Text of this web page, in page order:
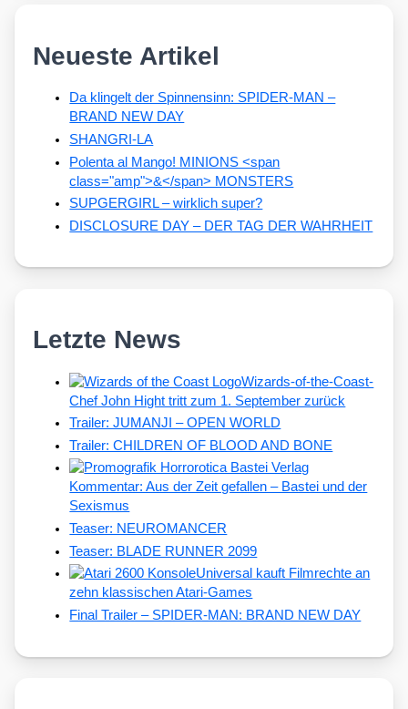
Neueste Artikel
Da klingelt der Spinnensinn: SPIDER-MAN –
BRAND NEW DAY
SHANGRI-LA
Polenta al Mango! MINIONS <span
class="amp">&</span> MONSTERS
SUPGERGIRL – wirklich super?
DISCLOSURE DAY – DER TAG DER WAHRHEIT
Letzte News
Wizards-of-the-Coast-
Chef John Hight tritt zum 1. September zurück
Trailer: JUMANJI – OPEN WORLD
Trailer: CHILDREN OF BLOOD AND BONE
Kommentar: Aus der Zeit gefallen – Bastei und der
Sexismus
Teaser: NEUROMANCER
Teaser: BLADE RUNNER 2099
Universal kauft Filmrechte an
zehn klassischen Atari-Games
Final Trailer – SPIDER-MAN: BRAND NEW DAY